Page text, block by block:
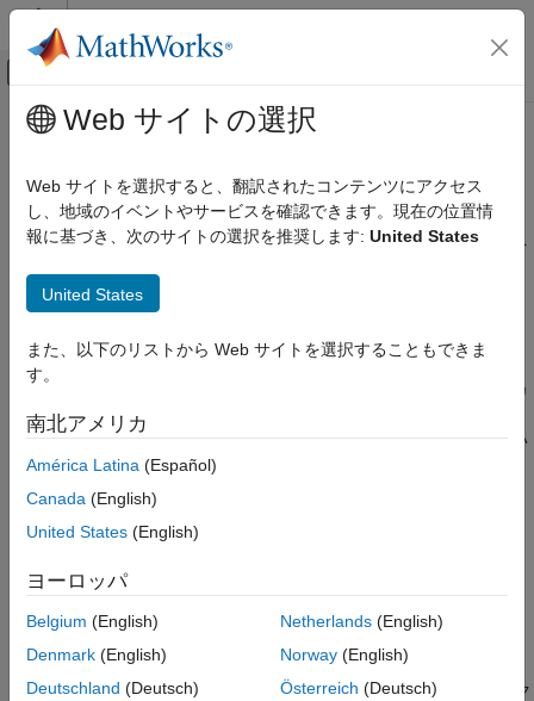
コンテンツへスキップ
オフキャンバス ナビゲーション メ
ドキュメンテーションのホーム
コード検証
Polyspace Bug Finder
Polyspace Bug Finder の結果
ガイドライン
超えている
項目一覧
チェック情報
参考
メインコンテンツ
SC09 ローカルの静的変数の数がし
きい値を超えている
関数に含まれるローカルの静的変数の数が、定義済みしきい値を
説明
この欠陥は、チェッカーの定義済みしきい値を超える数のローカ
ルの静的変数が含まれる関数に対して報告されます。Polyspace
が関数に含まれるローカルの静的変数の数を計算する方法につい
て詳しくは、 ローカルの静的変数の数
®
しきい値として 20 を使用します。しきい値を指定できる選択フ
定] (-checkers-selection-file)
ション ファイル] (-checkers-activation-file)を使用します。
polyspace-comments-import
を使用して以前の解析からコメント
をインポートすると、Polyspace は以前の結果のコード メトリク
Web サイトの選択
Web サイトを選択すると、翻訳されたコンテンツにアクセス
し、地域のイベントやサービスを確認できます。現在の位置情
報に基づき、次のサイトの選択を推奨します: United States
United States
また、以下のリストから Web サイトを選択することもできま
す。
南北アメリカ
América Latina (Español)
Canada (English)
United States (English)
ヨーロッパ
Belgium (English)
Denmark (English)
Deutschland (Deutsch)
Netherlands(English)
Norway(English)
Österreich (Deutsch)